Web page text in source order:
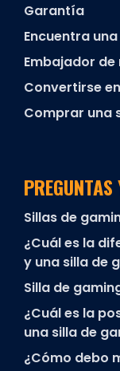
Garantía
Encuentra
Embajador
Convertirse
Comprar una
Sillas de
¿Cuál es la
y una silla de
Silla de
¿Cuál es la
una silla de
¿Cómo debo